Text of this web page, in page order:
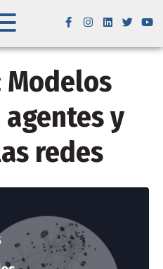
Modelos
y
redes